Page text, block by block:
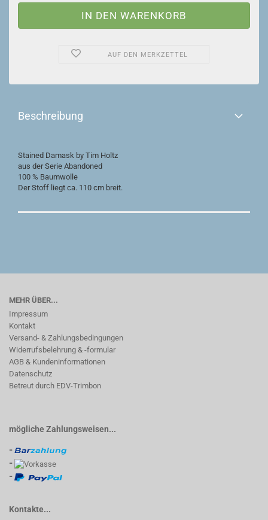
AUF DEN MERKZETTEL
Beschreibung
Stained Damask by Tim Holtz
aus der Serie Abandoned
100 % Baumwolle
Der Stoff liegt ca. 110 cm breit.
MEHR ÜBER...
Impressum
Kontakt
Versand- & Zahlungsbedingungen
Widerrufsbelehrung & -formular
AGB & Kundeninformationen
Datenschutz
Betreut durch EDV-Trimbon
mögliche Zahlungsweisen...
-
-
-
Kontakte...